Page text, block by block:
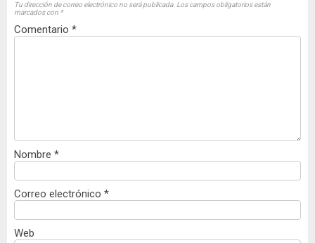
Tu dirección de correo electrónico no será publicada. Los campos obligatorios están
marcados con *
Comentario *
Nombre *
Correo electrónico *
Web